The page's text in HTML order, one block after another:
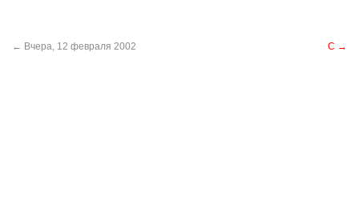
← Вчера, 12 февраля 2002 С →